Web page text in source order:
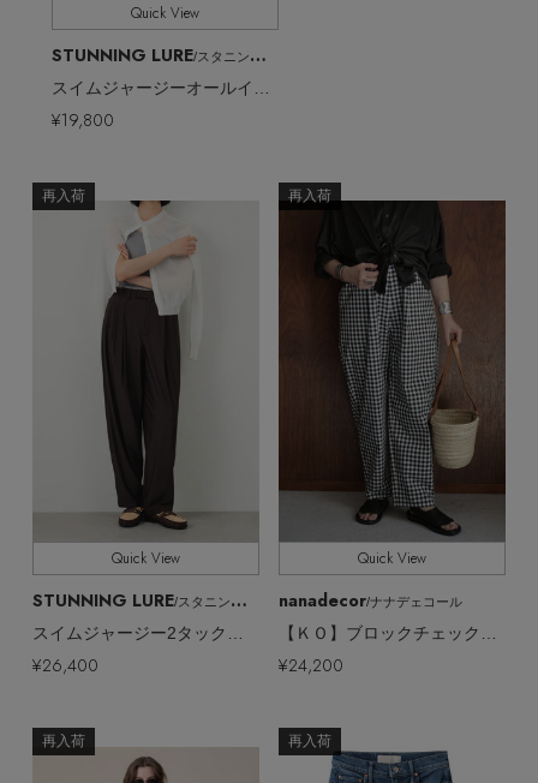
Quick View
STUNNING LURE/スタニングルアー
¥19,800
再入荷
Quick View
STUNNING LURE/スタニングルアー
スイムジャージー2タックパンツ（UVカット・吸水速乾）
¥26,400
再入荷
Quick View
nanadecor/ナナデェコール
【ＫＯ】ブロックチェックパンツ
¥24,200
再入荷 再入荷